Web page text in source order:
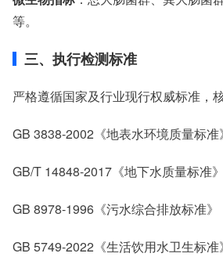
等。
三、执行检测标准
严格遵循国家及行业现行权威标准，
GB 3838-2002《地表水环境质量标准
GB/T 14848-2017《地下水质量标准》
GB 8978-1996《污水综合排放标准》
GB 5749-2022《生活饮用水卫生标准